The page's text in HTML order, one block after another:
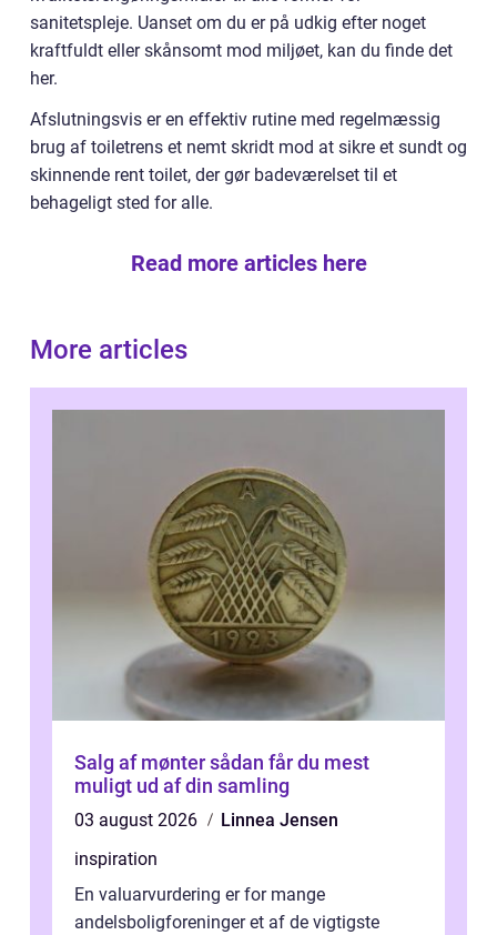
sanitetspleje. Uanset om du er på udkig efter noget
kraftfuldt eller skånsomt mod miljøet, kan du finde det
her.
Afslutningsvis er en effektiv rutine med regelmæssig
brug af toiletrens et nemt skridt mod at sikre et sundt og
skinnende rent toilet, der gør badeværelset til et
behageligt sted for alle.
Read more articles here
More articles
Salg af mønter sådan får du mest
muligt ud af din samling
03 august 2026
Linnea Jensen
inspiration
En valuarvurdering er for mange
andelsboligforeninger et af de vigtigste